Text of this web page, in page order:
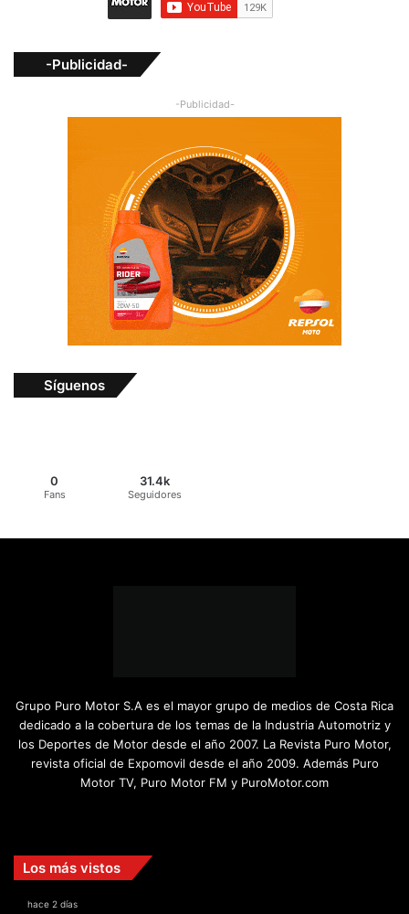
-Publicidad-
-Publicidad-
Síguenos
0
Fans
31.4k
Seguidores
Grupo Puro Motor S.A es el mayor grupo de medios de Costa Rica
dedicado a la cobertura de los temas de la Industria Automotriz y
los Deportes de Motor desde el año 2007. La Revista Puro Motor,
revista oficial de Expomovil desde el año 2009. Además Puro
Motor TV, Puro Motor FM y PuroMotor.com
Los más vistos
hace 2 días